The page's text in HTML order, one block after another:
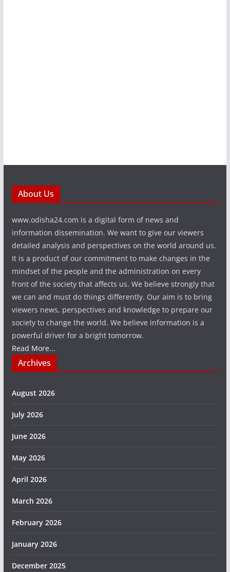
About Us
www.odisha24.com is a digital form of news and
information dissemination. We want to give our viewers
detailed analysis and perspectives on the world around us.
It is a product of our commitment to make changes in the
mindset of the people and the administration on every
front of the society that affects us. We believe strongly that
we can and must do things differently. Our aim is to bring
viewers news, perspectives and knowledge to prepare our
society to change the world. We believe information is a
powerful driver for a bright tomorrow.
Read More...
Archives
August 2026
July 2026
June 2026
May 2026
April 2026
March 2026
February 2026
January 2026
December 2025